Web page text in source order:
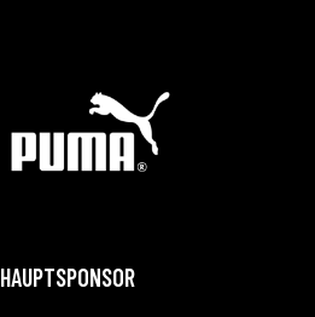
HAUPTSPONSOR